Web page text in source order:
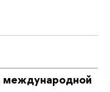
международной